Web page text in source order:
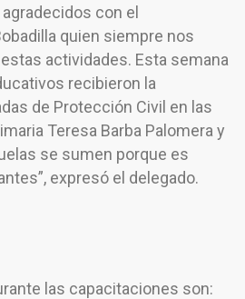
con el
quien siempre nos
actividades. Esta semana
recibieron la
de Protección Civil en las
Teresa Barba Palomera y
se sumen porque es
expresó el delegado.
las capacitaciones son: